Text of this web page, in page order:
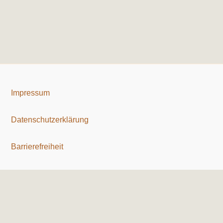
Impressum
Datenschutzerklärung
Barrierefreiheit